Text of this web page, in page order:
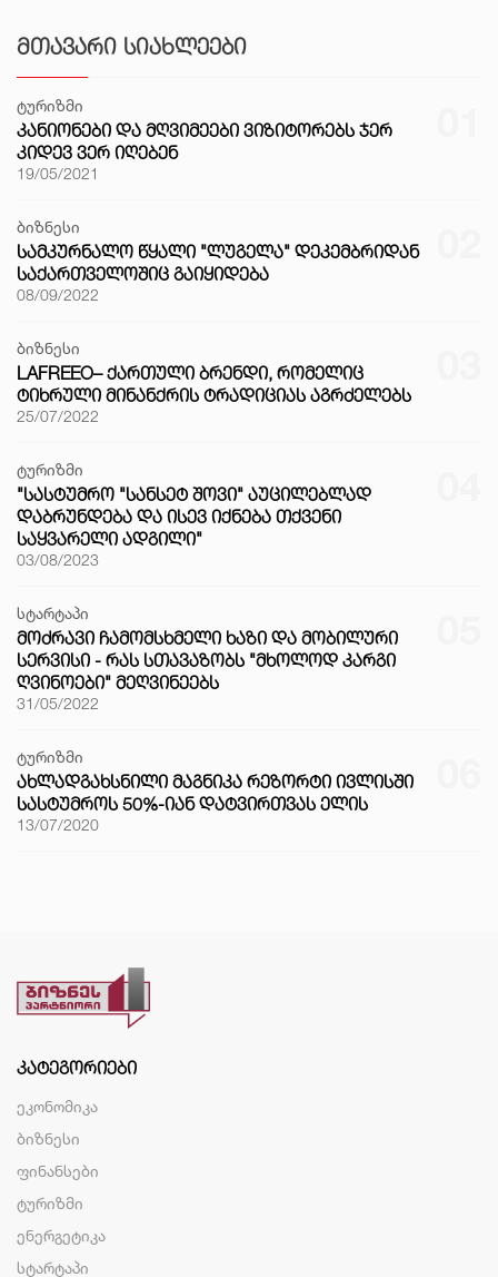
ᲛᲗᲐᲕᲐᲠᲘ ᲡᲘᲐᲮᲚᲔᲔᲑᲘ
ტურიზმი
ᲙᲐᲜᲘᲝᲜᲔᲑᲘ ᲓᲐ ᲛᲦᲕᲘᲛᲔᲔᲑᲘ ᲕᲘᲖᲘᲢᲝᲠᲔᲑᲡ ᲯᲔᲠ
ᲙᲘᲓᲔᲕ ᲕᲔᲠ ᲘᲦᲔᲑᲔᲜ
19/05/2021
ბიზნესი
ᲡᲐᲛᲙᲣᲠᲜᲐᲚᲝ ᲬᲧᲐᲚᲘ "ᲚᲣᲒᲔᲚᲐ" ᲓᲔᲙᲔᲛᲑᲠᲘᲓᲐᲜ
ᲡᲐᲥᲐᲠᲗᲕᲔᲚᲝᲨᲘᲪ ᲒᲐᲘᲧᲘᲓᲔᲑᲐ
08/09/2022
ბიზნესი
LAFREEO– ᲥᲐᲠᲗᲣᲚᲘ ᲑᲠᲔᲜᲓᲘ, ᲠᲝᲛᲔᲚᲘᲪ
ᲢᲘᲮᲠᲣᲚᲘ ᲛᲘᲜᲐᲜᲥᲠᲘᲡ ᲢᲠᲐᲓᲘᲪᲘᲐᲡ ᲐᲒᲠᲫᲔᲚᲔᲑᲡ
25/07/2022
ტურიზმი
"ᲡᲐᲡᲢᲣᲛᲠᲝ "ᲡᲐᲜᲡᲔᲢ ᲨᲝᲕᲘ" ᲐᲣᲪᲘᲚᲔᲑᲚᲐᲓ
ᲓᲐᲑᲠᲣᲜᲓᲔᲑᲐ ᲓᲐ ᲘᲡᲔᲕ ᲘᲥᲜᲔᲑᲐ ᲗᲥᲕᲔᲜᲘ
ᲡᲐᲧᲕᲐᲠᲔᲚᲘ ᲐᲓᲒᲘᲚᲘ"
03/08/2023
სტარტაპი
ᲛᲝᲫᲠᲐᲕᲘ ᲩᲐᲛᲝᲛᲡᲮᲛᲔᲚᲘ ᲮᲐᲖᲘ ᲓᲐ ᲛᲝᲑᲘᲚᲣᲠᲘ
ᲡᲔᲠᲕᲘᲡᲘ - ᲠᲐᲡ ᲡᲗᲐᲕᲐᲖᲝᲑᲡ "ᲛᲮᲝᲚᲝᲓ ᲙᲐᲠᲒᲘ
ᲦᲕᲘᲜᲝᲔᲑᲘ" ᲛᲔᲦᲕᲘᲜᲔᲔᲑᲡ
31/05/2022
ტურიზმი
ᲐᲮᲚᲐᲓᲒᲐᲮᲡᲜᲘᲚᲘ ᲛᲐᲒᲜᲘᲙᲐ ᲠᲔᲖᲝᲠᲢᲘ ᲘᲕᲚᲘᲡᲨᲘ
ᲡᲐᲡᲢᲣᲛᲠᲝᲡ 50%-ᲘᲐᲜ ᲓᲐᲢᲕᲘᲠᲗᲕᲐᲡ ᲔᲚᲘᲡ
13/07/2020
ᲙᲐᲢᲔᲒᲝᲠᲘᲔᲑᲘ
ეკონომიკა
ბიზნესი
ფინანსები
ტურიზმი
ენერგეტიკა
სტარტაპი